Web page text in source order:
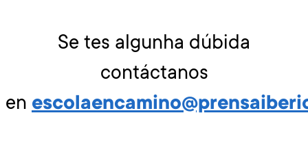
Se tes algunha dúbida
contáctanos
en